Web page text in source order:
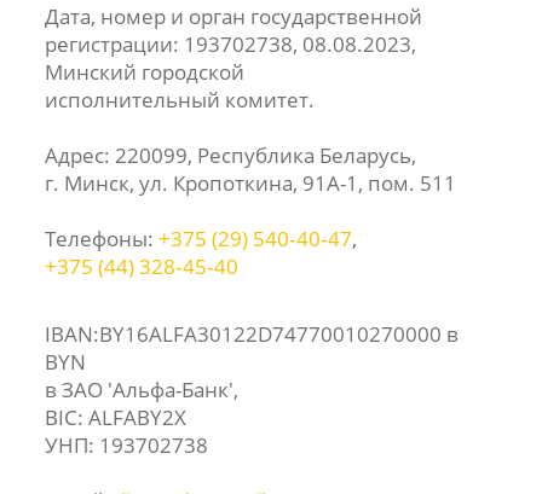
Дата, номер и орган государственной
регистрации: 193702738, 08.08.2023,
Минский городской
исполнительный комитет.
Адрес: 220099, Республика Беларусь,
г. Минск, ул. Кропоткина, 91А-1, пом. 511
Телефоны: +375 (29) 540‑40‑47,
+375 (44) 328‑45‑40
IBAN:BY16ALFA30122D74770010270000 в
BYN
в ЗАО 'Альфа-Банк',
BIC: ALFABY2X
УНП: 193702738